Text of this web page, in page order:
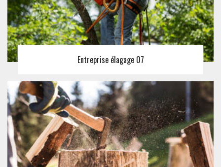
Entreprise élagage 07